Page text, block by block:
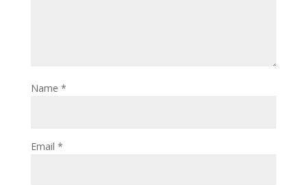
Name *
Email *